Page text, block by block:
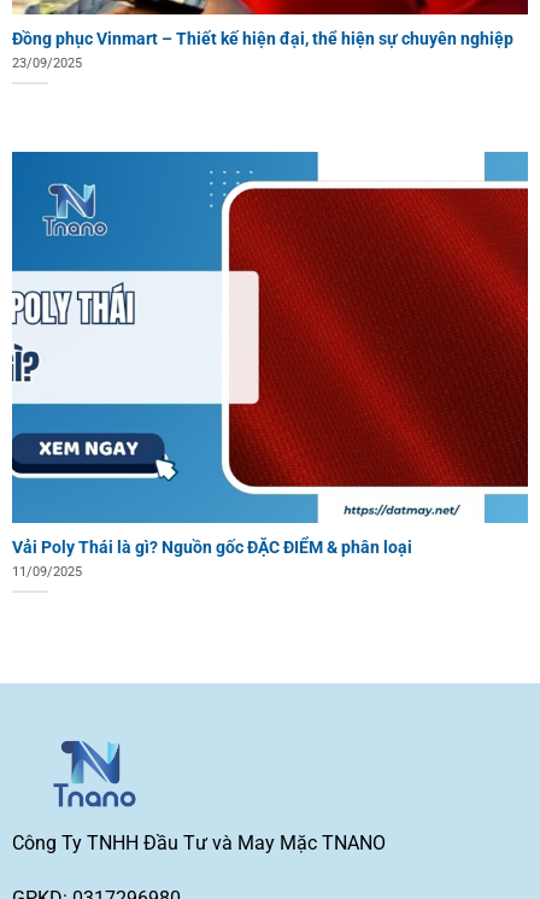
Đồng phục Vinmart – Thiết kế hiện đại, thể hiện sự chuyên nghiệp
23/09/2025
Vải Poly Thái là gì? Nguồn gốc ĐẶC ĐIỂM & phân loại
11/09/2025
Công Ty TNHH Đầu Tư và May Mặc TNANO